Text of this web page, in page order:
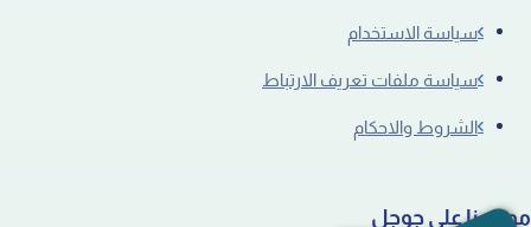
سياسة الاستخدام
سياسة ملفات تعريف الارتباط
الشروط والاحكام
موقعنا على جوجل